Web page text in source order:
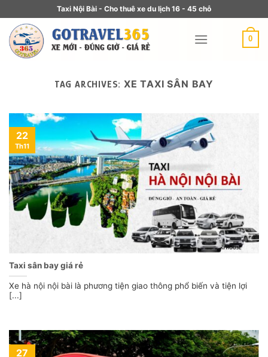
Taxi Nội Bài - Cho thuê xe du lịch 16 - 45 chỗ
0
TAG ARCHIVES:XE TAXI SÂN BAY
Taxi sân bay giá rẻ
Xe hà nội nội bài là phương tiện giao thông phổ biến và tiện lợi
[...]
22
Th11
27